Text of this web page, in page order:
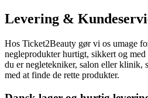
Levering &
Hos Ticket2Beauty gør vi os umage
negleprodukter hurtigt, sikkert og
du er negletekniker, salon eller
med at finde de rette produkter.